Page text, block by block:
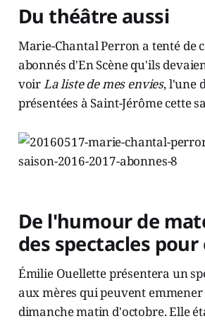
Du théâtre aussi
Marie-Chantal Perron a tenté de
abonnés d'En Scène qu'ils
voirLa liste de mes envies, l'une
présentées à Saint-Jérôme cette
De l'humour de
des spectacles
Émilie Ouellette présentera un
aux mères qui peuvent
dimanche matin d'octobre. Elle